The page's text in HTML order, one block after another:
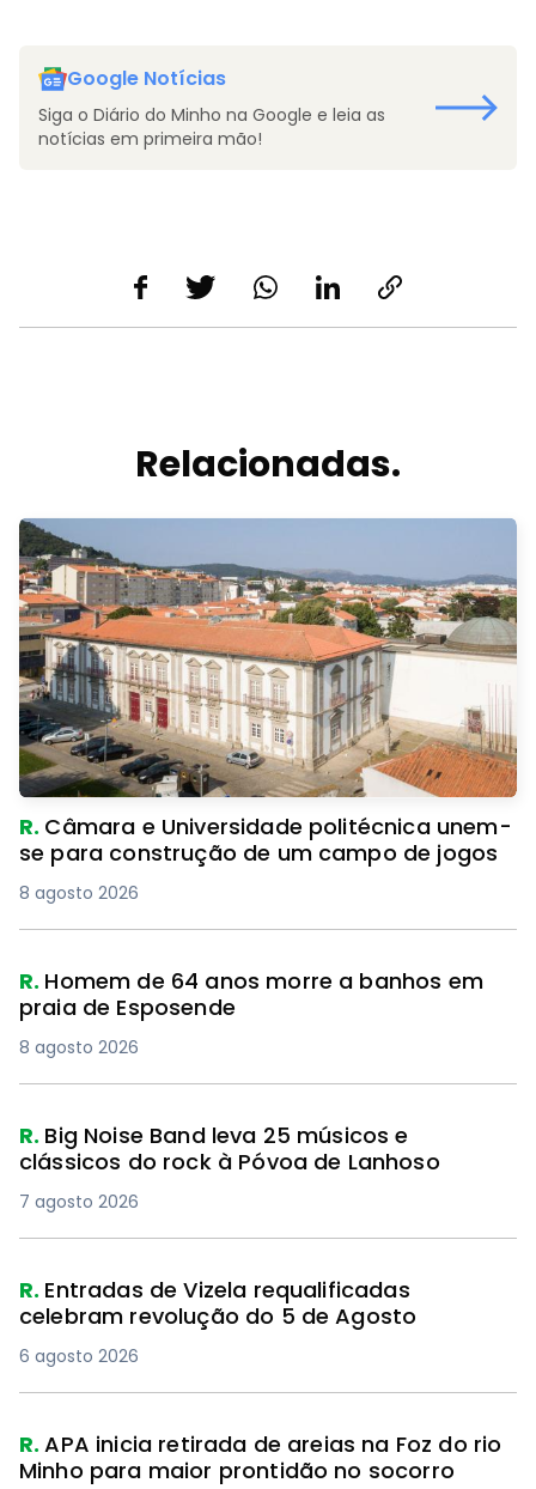
Google Notícias
Siga o Diário do Minho na Google e leia as
notícias em primeira mão!
Relacionadas.
R. Câmara e Universidade politécnica unem-
se para construção de um campo de jogos
8 agosto 2026
R. Homem de 64 anos morre a banhos em
praia de Esposende
8 agosto 2026
R. Big Noise Band leva 25 músicos e
clássicos do rock à Póvoa de Lanhoso
7 agosto 2026
R. Entradas de Vizela requalificadas
celebram revolução do 5 de Agosto
6 agosto 2026
R.APA inicia retirada de areias na Foz do rio
Minho para maior prontidão no socorro